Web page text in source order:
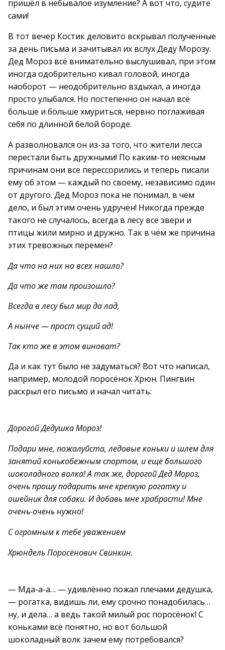
пришёл в небывалое изумление? А вот что, судите
сами!
В тот вечер Костик деловито вскрывал полученные
за день письма и зачитывал их вслух Деду Морозу.
Дед Мороз всё внимательно выслушивал, при этом
иногда одобрительно кивал головой, иногда
наоборот — неодобрительно вздыхал, а иногда
просто улыбался. Но постепенно он начал всё
больше и больше хмуриться, нервно поглаживая
себя по длинной белой бороде.
А разволновался он из-за того, что жители лесса
перестали быть дружными! По каким-то неясным
причинам они все перессорились и теперь писали
ему об этом — каждый по своему, независимо один
от другого. Дед Мороз пока не понимал, в чём
дело, и был этим очень удручён! Никогда прежде
такого не случалось, всегда в лесу все звери и
птицы жили мирно и дружно. Так в чём же причина
этих тревожных перемен?
Да что на них на всех нашло?
Да что же там произошло?
Всегда в лесу был мир да лад,
А нынче — прост сущий ад!
Так кто же в этом виноват?
Да и как тут было не задуматься? Вот что написал,
например, молодой поросёнок Хрюн. Пингвин
раскрыл его письмо и начал читать:
Дорогой Дедушка Мороз!
Подари мне, пожалуйста, ледовые коньки и шлем для
занятий конькобежным спортом, и ещё большого
шоколадного волка! А так же, дорогой Дед Мороз,
очень прошу подарить мне крепкую рогатку и
ошейник для собаки. И добавь мне храбрости! Мне
очень-очень нужно!
С огромным к тебе уважением
Хрюндель Поросёнович Свинкин.
— Мда-а-а… — удивлённо пожал плечами дедушка,
— рогатка, видишь ли, ему срочно понадобилась…
ну, и дела… а ведь такой милый рос поросёнок! С
коньками всё понятно, но вот большой
шоколадный волк зачем ему потребовался?